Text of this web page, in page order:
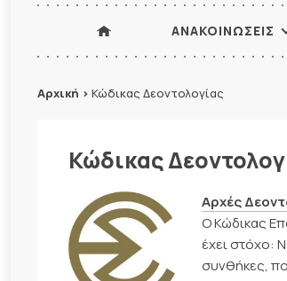
ΑΝΑΚΟΙΝΩΣΕΙΣ
Αρχική > Κώδικας Δεοντολογίας
Κώδικας
Αρχές
Ο Κώδικας
έχει στόχο:
συνθήκες,